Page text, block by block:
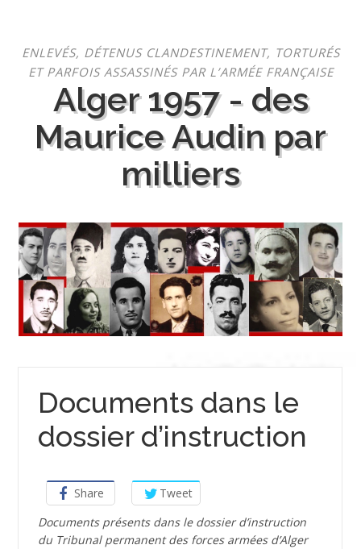
contenu
ENLEVÉS, DÉTENUS CLANDESTINEMENT, TORTURÉS
ET PARFOIS ASSASSINÉS PAR L’ARMÉE FRANÇAISE
Alger 1957 - des
Maurice Audin par
milliers
Documents dans le
dossier d’instruction
Share
Tweet
Documents présents dans le dossier d’instruction
du Tribunal permanent des forces armées d’Alger